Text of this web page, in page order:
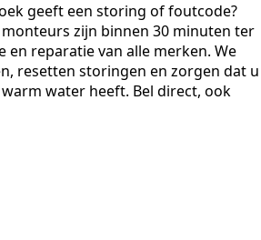
geeft een storing of foutcode?
zijn binnen 30 minuten ter
en reparatie van alle merken. We
resetten storingen en zorgen dat u
water heeft. Bel direct, ook